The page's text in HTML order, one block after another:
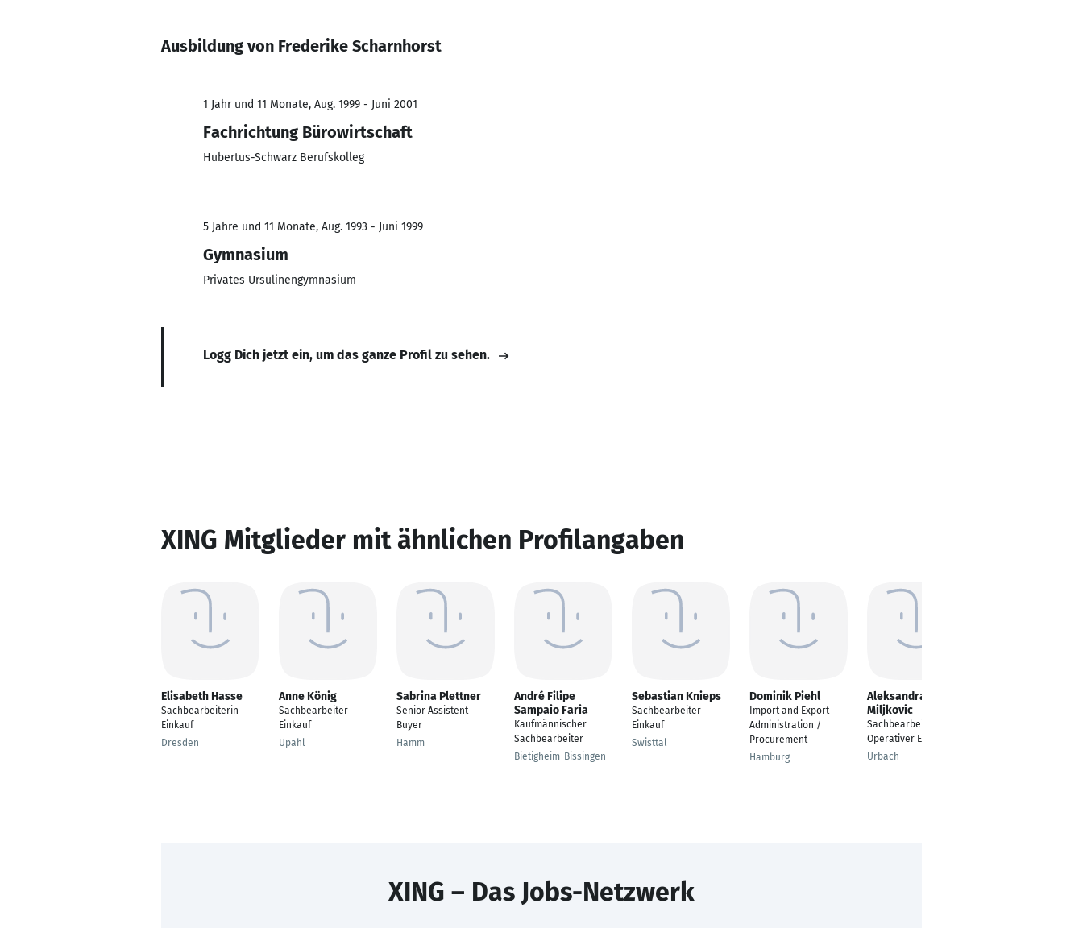
Ausbildung von Frederike Scharnhorst
1 Jahr und 11 Monate, Aug. 1999 - Juni 2001
Fachrichtung Bürowirtschaft
Hubertus-Schwarz Berufskolleg
5 Jahre und 11 Monate, Aug. 1993 - Juni 1999
Gymnasium
Privates Ursulinengymnasium
Logg Dich jetzt ein, um das ganze Profil zu sehen.
XING Mitglieder mit ähnlichen Profilangaben
Elisabeth Hasse
Sachbearbeiterin
Einkauf
Dresden
Anne König
Sachbearbeiter
Einkauf
Upahl
Sabrina Plettner
Senior Assistent
Buyer
Hamm
André Filipe
Sampaio Faria
Kaufmännischer
Sachbearbeiter
Bietigheim-Bissingen
Sebastian Knieps
Sachbearbeiter
Einkauf
Swisttal
Dominik Piehl
Import and Export
Administration /
Procurement
Hamburg
Aleksandra
Miljkovic
Sachbearbeiter
Operativer Einkauf
Urbach
XING – Das Jobs-Netzwerk